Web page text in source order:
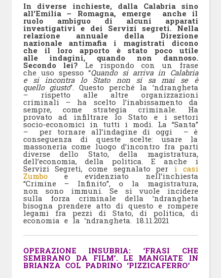
In diverse inchieste, dalla Calabria sino
all’Emilia – Romagna, emerge anche il
ruolo ambiguo di alcuni apparati
investigativi e dei Servizi segreti. Nella
relazione annuale della Direzione
nazionale antimafia i magistrati dicono
che il loro apporto è stato poco utile
alle indagini, quando non dannoso.
Secondo lei?Le rispondo con un frase
che uso spesso “Quando si arriva in Calabria
e si incontra lo Stato non si sa mai se è
quello giusto”. Questo perché la ‘ndrangheta
– rispetto alle altre organizzazioni
criminali – ha scelto l’inabissamento da
sempre, come strategia criminale. Ha
provato ad infiltrare lo Stato e i settori
socio-economici in tutti i modi. La “Santa”
– per tornare all’indagine di oggi – è
conseguenza di queste scelte: usare la
massoneria come luogo d’incontro fra parti
diverse dello Stato, della magistratura,
dell’economia, della politica. E anche i
Servizi Segreti, come segnalato per i casi
Zumbo e evidenziato nell’inchiesta
“Crimine – Infinito”, o la magistratura,
non sono immuni. Se si vuole incidere
sulla forza criminale della ‘ndrangheta
bisogna prendere atto di questo e rompere
legami fra pezzi di Stato, di politica, di
economia e la ‘ndrangheta. 18.11.2021
OPERAZIONE INSUBRIA: ‘FRASI CHE
SEMBRANO DA FILM’. LE MANGIATE IN
BRIANZA COL PADRINO ‘PIZZICAFERRO’